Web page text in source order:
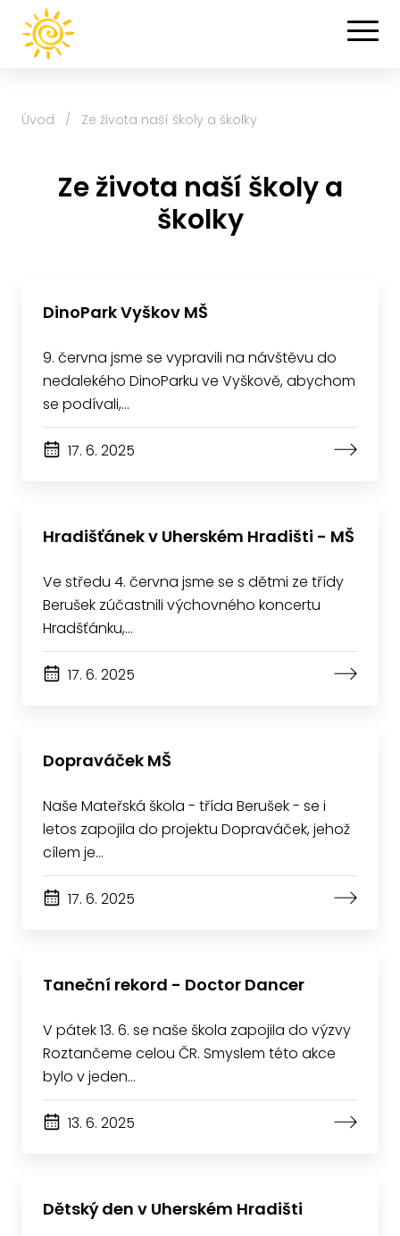
Úvod / Ze života naší školy a školky
Ze života naší školy a
školky
DinoPark Vyškov MŠ
9. června jsme se vypravili na návštěvu do
nedalekého DinoParku ve Vyškově, abychom
se podívali,…
17. 6. 2025
Hradišťánek v Uherském Hradišti - MŠ
Ve středu 4. června jsme se s dětmi ze třídy
Berušek zúčastnili výchovného koncertu
Hradšťánku,…
17. 6. 2025
Dopraváček MŠ
Naše Mateřská škola - třída Berušek - se i
letos zapojila do projektu Dopraváček, jehož
cílem je…
17. 6. 2025
Taneční rekord - Doctor Dancer
V pátek 13. 6. se naše škola zapojila do výzvy
Roztančeme celou ČR. Smyslem této akce
bylo v jeden…
13. 6. 2025
Dětský den v Uherském Hradišti